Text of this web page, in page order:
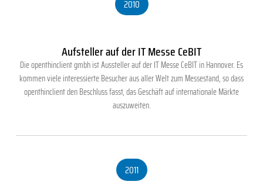
2010
Aufsteller auf der IT Messe CeBIT
Die openthinclient gmbh ist Aussteller auf der IT Messe CeBIT in Hannover. Es
kommen viele interessierte Besucher aus aller Welt zum Messestand, so dass
openthinclient den Beschluss fasst, das Geschäft auf internationale Märkte
auszuweiten.
2011